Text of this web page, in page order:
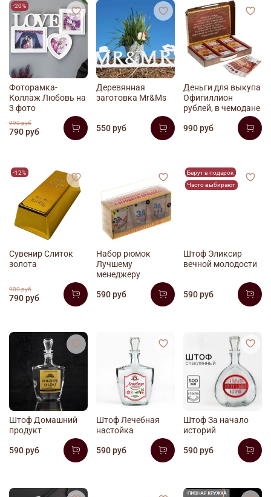
-20%
Фоторамка-
Коллаж Любовь на
3 фото
990 руб
790 руб
Деревянная
заготовка Mr&Ms
550 руб
Деньги для выкупа
Офигиллион
рублей, в чемодане
990 руб
-12%
Сувенир Слиток
золота
900 руб
790 руб
Набор рюмок
Лучшему
менеджеру
590 руб
Берут в подарок
Часто выбирают
Штоф Эликсир
вечной молодости
590 руб
Штоф Домашний
продукт
590 руб
Штоф Лечебная
настойка
590 руб
Штоф За начало
историй
590 руб